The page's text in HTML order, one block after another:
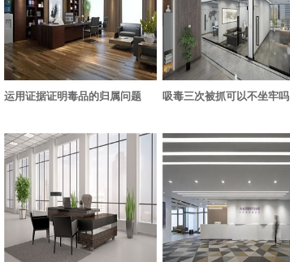
运用证据证明毒品的归属问题 吸毒三次被抓可以不坐牢吗